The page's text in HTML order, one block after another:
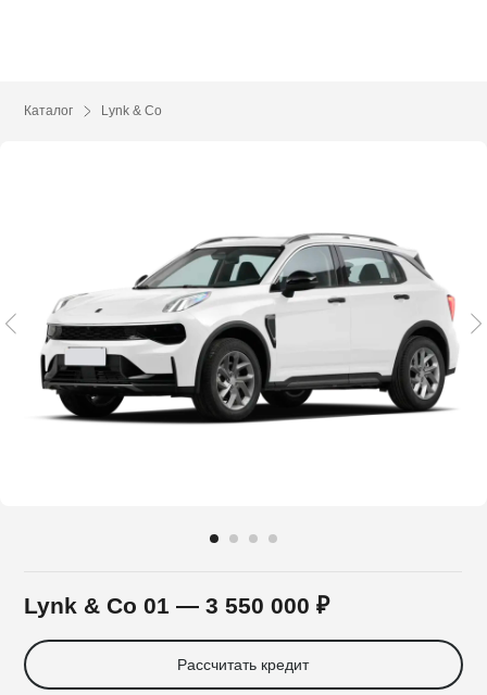
Каталог
Lynk & Co
Lynk & Co 01— 3 550 000 ₽
Рассчитать кредит